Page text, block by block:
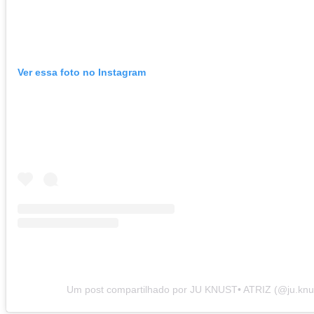
Ver essa foto no Instagram
Um post compartilhado por JU KNUST• ATRIZ